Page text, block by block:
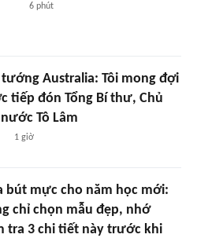
6 phút
Australia: Tôi mong đợi
tiếp đón Tổng Bí thư, Chủ
Tô Lâm
1 giờ
bút mực cho năm học mới:
chỉ chọn mẫu đẹp, nhớ
tra 3 chi tiết này trước khi